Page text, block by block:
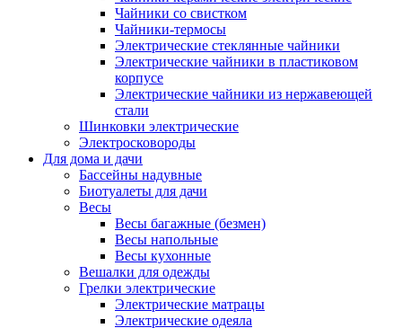
Чайники со свистком
Чайники-термосы
Электрические стеклянные чайники
Электрические чайники в пластиковом
корпусе
Электрические чайники из нержавеющей
стали
Шинковки электрические
Электросковороды
Для дома и дачи
Бассейны надувные
Биотуалеты для дачи
Весы
Весы багажные (безмен)
Весы напольные
Весы кухонные
Вешалки для одежды
Грелки электрические
Электрические матрацы
Электрические одеяла